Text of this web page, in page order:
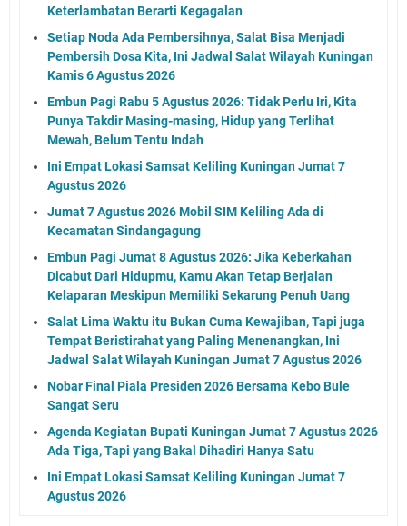
Keterlambatan Berarti Kegagalan
Setiap Noda Ada Pembersihnya, Salat Bisa Menjadi
Pembersih Dosa Kita, Ini Jadwal Salat Wilayah Kuningan
Kamis 6 Agustus 2026
Embun Pagi Rabu 5 Agustus 2026: Tidak Perlu Iri, Kita
Punya Takdir Masing-masing, Hidup yang Terlihat
Mewah, Belum Tentu Indah
Ini Empat Lokasi Samsat Keliling Kuningan Jumat 7
Agustus 2026
Jumat 7 Agustus 2026 Mobil SIM Keliling Ada di
Kecamatan Sindangagung
Embun Pagi Jumat 8 Agustus 2026: Jika Keberkahan
Dicabut Dari Hidupmu, Kamu Akan Tetap Berjalan
Kelaparan Meskipun Memiliki Sekarung Penuh Uang
Salat Lima Waktu itu Bukan Cuma Kewajiban, Tapi juga
Tempat Beristirahat yang Paling Menenangkan, Ini
Jadwal Salat Wilayah Kuningan Jumat 7 Agustus 2026
Nobar Final Piala Presiden 2026 Bersama Kebo Bule
Sangat Seru
Agenda Kegiatan Bupati Kuningan Jumat 7 Agustus 2026
Ada Tiga, Tapi yang Bakal Dihadiri Hanya Satu
Ini Empat Lokasi Samsat Keliling Kuningan Jumat 7
Agustus 2026